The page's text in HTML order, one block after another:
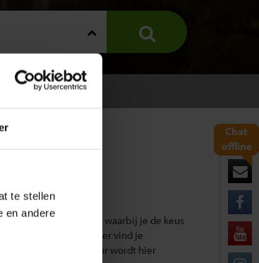
te stellen
en andere
Chat
offline
reisgenoten waarbij je de keus
te ondernemen. Hier vind je
. De rust van de natuur wordt hier